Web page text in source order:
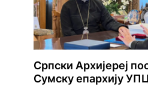
Српски Архијереј
Сумску епархију